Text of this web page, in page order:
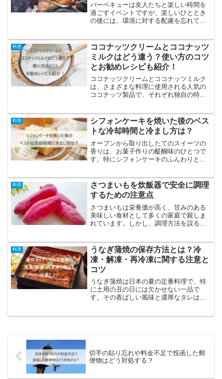
バーベキューは友人たちと楽しい時間を
過ごすイベントですが、楽しいひととき
の後には、環境に対する配慮を忘れては
方法を実践することで、自然を守り、次
回のバーベキューも快適に...
料理
ココナッツクリームとココナッツ
ミルクはどう違う？使い方のコツ
とお勧めレシピも紹介！
ココナッツクリームとココナッツミルク
は、さまざまな料理に使用される人気の
ココナッツ製品で、それぞれ独自の特性
りますが、両者の間には明確な違いがあ
ります。ココナッツミルク...
料理
シフォンケーキを焼いた後のベス
トな冷却時間と冷まし方は？
オーブンから取り出したてのスイーツの
香りは、お菓子作りの醍醐味のひとつで
す。特にシフォンケーキのふんわりとし
ーキ作りで最も重要なのは、オーブンか
ら出した後の処理です。こ...
料理
さつまいもを炊飯器で安全に調理
するための注意点
さつまいもは栄養価が高く、甘みのある
美味しい食材として多くの家庭で親しま
れています。しかし、調理方法を誤ると
が大切です。本記事では、炊飯器を活用
して簡単かつ安全にさつま...
料理
うなぎ蒲焼の保存方法とは？冷
凍・解凍・再冷凍に関する注意と
コツ
うなぎ蒲焼は日本の夏の定番料理で、特
に土用の丑の日には欠かせない一品で
す。その香ばしい風味と濃厚なタレは、
切手の貼り忘れや料金不足で投函した郵
便物はどう対処する？